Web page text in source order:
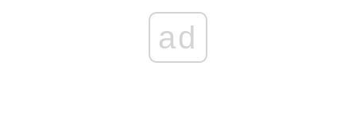
ad